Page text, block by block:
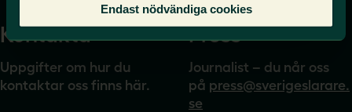
Endast nödvändiga cookies
Kontakta
Uppgifter om hur du
kontaktar oss finns här.
Press
Journalist – du når oss
på press@sverigeslarare.
se